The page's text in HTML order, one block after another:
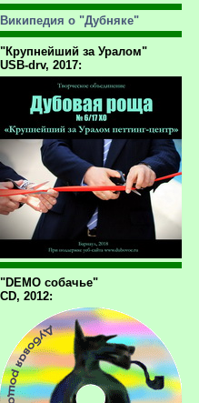
Википедия о "Дубняке"
"Крупнейший за Уралом"
USB-drv, 2017:
"DEMO собачье"
CD, 2012: